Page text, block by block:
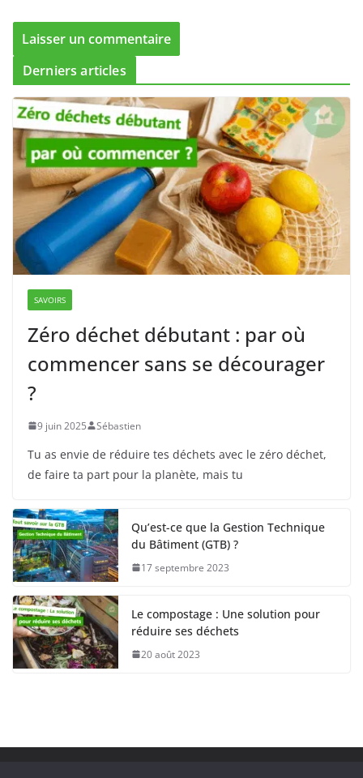
Derniers articles
SAVOIRS
Zéro déchet débutant : par où
commencer sans se décourager
?
9 juin 2025 Sébastien
Tu as envie de réduire tes déchets avec le zéro déchet,
de faire ta part pour la planète, mais tu
Qu’est-ce que la Gestion Technique
du Bâtiment (GTB) ?
17 septembre 2023
Le compostage : Une solution pour
réduire ses déchets
20 août 2023